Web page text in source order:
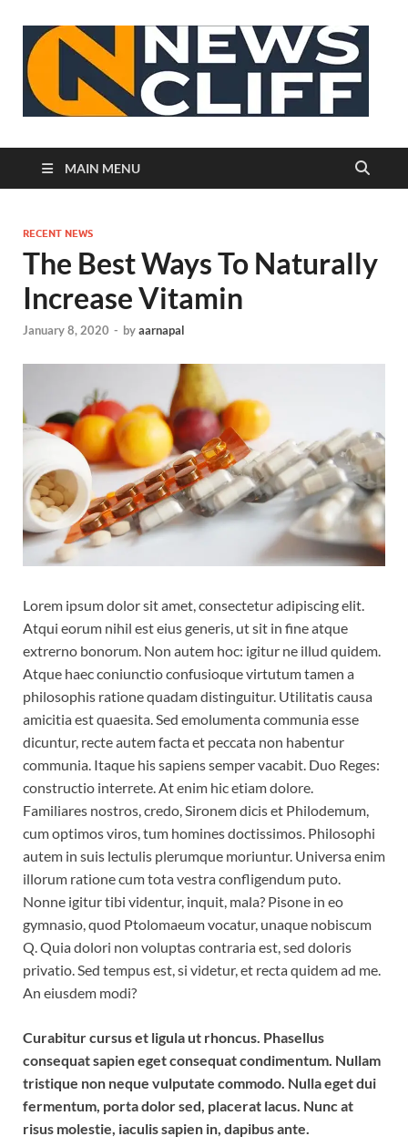
MAIN MENU
RECENT NEWS
The Best Ways To Naturally
Increase Vitamin
January 8, 2020 - byaarnapal
Lorem ipsum dolor sit amet, consectetur adipiscing elit.
Atqui eorum nihil est eius generis, ut sit in fine atque
extrerno bonorum. Non autem hoc: igitur ne illud quidem.
Atque haec coniunctio confusioque virtutum tamen a
philosophis ratione quadam distinguitur. Utilitatis causa
amicitia est quaesita. Sed emolumenta communia esse
dicuntur, recte autem facta et peccata non habentur
communia. Itaque his sapiens semper vacabit. Duo Reges:
constructio interrete. At enim hic etiam dolore.
Familiares nostros, credo, Sironem dicis et Philodemum,
cum optimos viros, tum homines doctissimos. Philosophi
autem in suis lectulis plerumque moriuntur. Universa enim
illorum ratione cum tota vestra confligendum puto.
Nonne igitur tibi videntur, inquit, mala? Pisone in eo
gymnasio, quod Ptolomaeum vocatur, unaque nobiscum
Q. Quia dolori non voluptas contraria est, sed doloris
privatio. Sed tempus est, si videtur, et recta quidem ad me.
An eiusdem modi?
Curabitur cursus et ligula ut rhoncus. Phasellus
consequat sapien eget consequat condimentum. Nullam
tristique non neque vulputate commodo. Nulla eget dui
fermentum, porta dolor sed, placerat lacus. Nunc at
risus molestie, iaculis sapien in, dapibus ante.